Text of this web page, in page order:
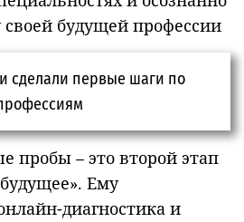
будущей профессии
пробы – это второй этап
Ему
диагностика и